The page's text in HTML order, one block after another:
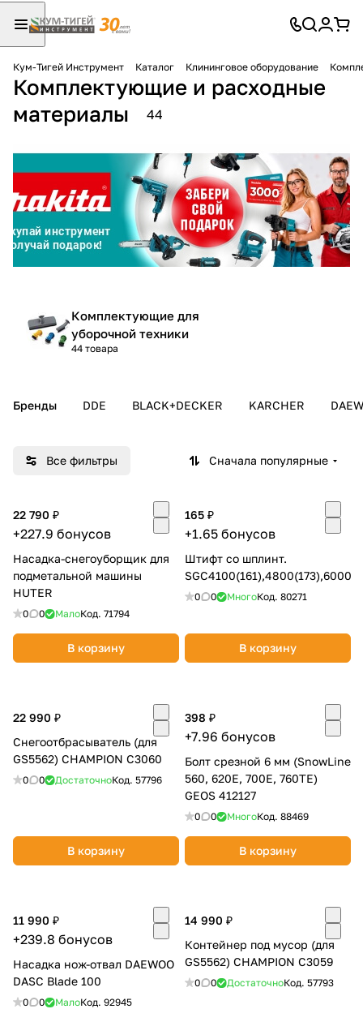
Кум-Тигей Инструмент Каталог Клининговое оборудование
Комплектующие и расходные
материалы
44
Комплектующие для
уборочной техники
44 товара
Бренды DDE BLACK+DECKER KARCHER
Все фильтры Сначала популярные
22 790 ₽
+227.9 бонусов
Насадка-снегоуборщик для
подметальной машины
HUTER
0 0 МалоКод. 71794
В корзину
165 ₽
+1.65 бонусов
Штифт со шплинт.
0 0 МногоКод. 80271
В корзину
22 990 ₽
Снегоотбрасыватель (для
GS5562) CHAMPION C3060
0 0 ДостаточноКод. 57796
В корзину
398 ₽
+7.96 бонусов
Болт срезной 6 мм (SnowLine
560, 620Е, 700Е, 760ТЕ)
GEOS 412127
0 0 МногоКод. 88469
В корзину
11 990 ₽
+239.8 бонусов
Насадка нож-отвал DAEWOO
DASC Blade 100
0 0 МалоКод. 92945
14 990 ₽
Контейнер под мусор (для
GS5562) CHAMPION C3059
0 0 ДостаточноКод. 57793
Для клиентов всех банков
Разбейте
оплатуна части
без переплат
График платежей
25%
в корзину
Оплачивайте сегодня только
Получайте товар
выбранный способом
Оставшиеся
по 25%каждые 2 недели
Подробнее
об оплате Плайтом
раз в 2
plait.ru